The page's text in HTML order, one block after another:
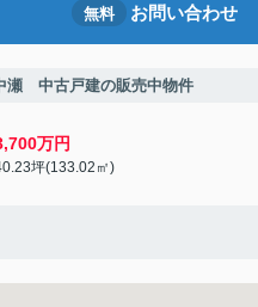
無料 お問い合わせ
瀬 中古戸建の販売中物件
万円
坪(133.02㎡)